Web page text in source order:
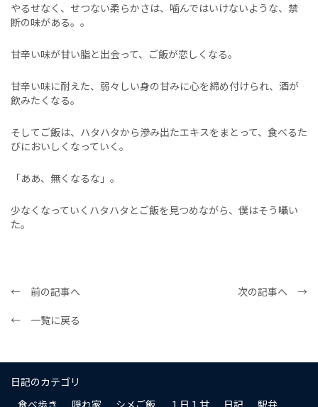
やるせなく、せつない柔らかさは、噛んではいけないような、禁
断の味がある。。
甘辛い味が甘い脂と出会って、ご飯が恋しくなる。
甘辛い味に耐えた、弱々しい身の甘みに心を締め付けられ、酒が
飲みたくなる。
そしてご飯は、ハタハタから滲み出たエキスをまとって、食べるた
びにおいしくなっていく。
「ああ、無くなるな」。
少なくなっていくハタハタとご飯を見つめながら、僕はそう囁い
た。
← 前の記事へ
次の記事へ →
← 一覧に戻る
日記のカテゴリ